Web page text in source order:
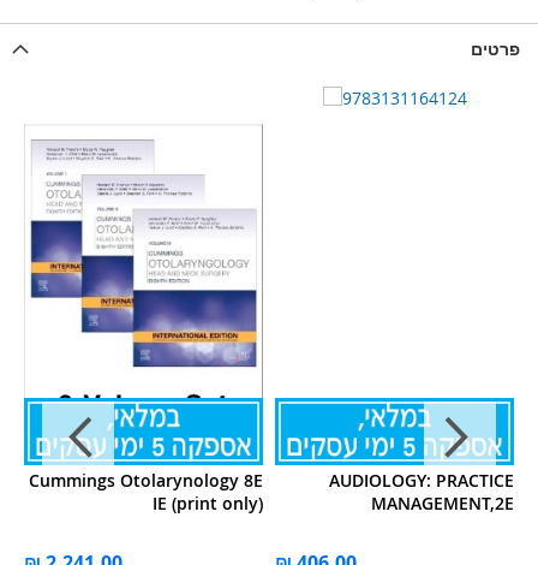
פרטים
Cummings Otolarynology 8E
IE (print only)
AUDIOLOGY: PRACTICE
MANAGEMENT,2E